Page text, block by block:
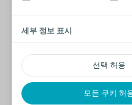
선택 허용
모든 쿠키 허
세부 정보 표시
c
o
사용 전 반드시 제품과 함께 온 ‘제품